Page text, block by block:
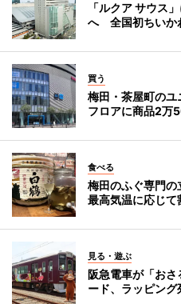
「ルクア サウス
へ 全国初ちいか
買う
梅田・茶屋町の
フロアに商品2万
食べる
梅田のふぐ専門
最高気温に応じて
見る・遊ぶ
阪急電車が「お
ード、ラッピング